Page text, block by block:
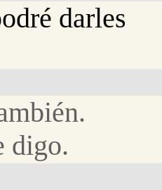
darles
digo.